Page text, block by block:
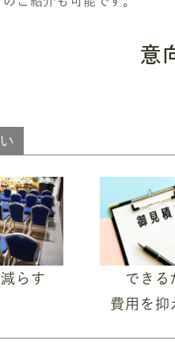
意
らす
できる
費用を抑